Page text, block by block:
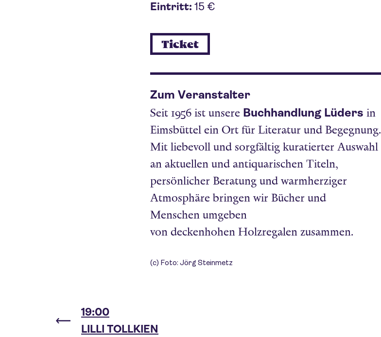
Eintritt: 15 €
Ticket
Zum Veranstalter
Seit 1956 ist unsere Buchhandlung Lüders in
Eimsbüttel ein Ort für Literatur und Begegnung.
Mit liebevoll und sorgfältig kuratierter Auswahl
an aktuellen und antiquarischen Titeln,
persönlicher Beratung und warmherziger
Atmosphäre bringen wir Bücher und
Menschen umgeben
von deckenhohen Holzregalen zusammen.
(c) Foto: Jörg Steinmetz
19:00
LILLI TOLLKIEN